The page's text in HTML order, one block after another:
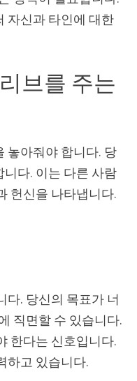
자신과 타인에 대한
브를 주는
놓아줘야 합니다. 당
다. 이는 다른 사람
헌신을 나타냅니다.
다. 당신의 목표가 너
직면할 수 있습니다.
한다는 신호입니다.
하고 있습니다.